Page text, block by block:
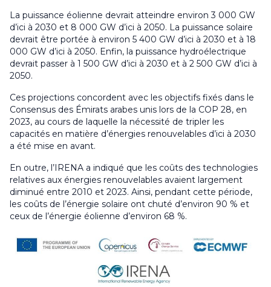
La puissance éolienne devrait atteindre environ 3 000 GW
d’ici à 2030 et 8 000 GW d’ici à 2050. La puissance solaire
devrait être portée à environ 5 400 GW d’ici à 2030 et à 18
000 GW d’ici à 2050. Enfin, la puissance hydroélectrique
devrait passer à 1 500 GW d’ici à 2030 et à 2 500 GW d’ici à
2050.
Ces projections concordent avec les objectifs fixés dans le
Consensus des Émirats arabes unis lors de la COP 28, en
2023, au cours de laquelle la nécessité de tripler les
capacités en matière d’énergies renouvelables d’ici à 2030
a été mise en avant.
En outre, l’IRENA a indiqué que les coûts des technologies
relatives aux énergies renouvelables avaient largement
diminué entre 2010 et 2023. Ainsi, pendant cette période,
les coûts de l’énergie solaire ont chuté d’environ 90 % et
ceux de l’énergie éolienne d’environ 68 %.